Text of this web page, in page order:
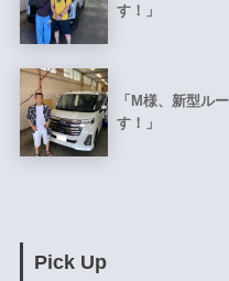
す！」
「M様、新型ル
す！」
Pick Up